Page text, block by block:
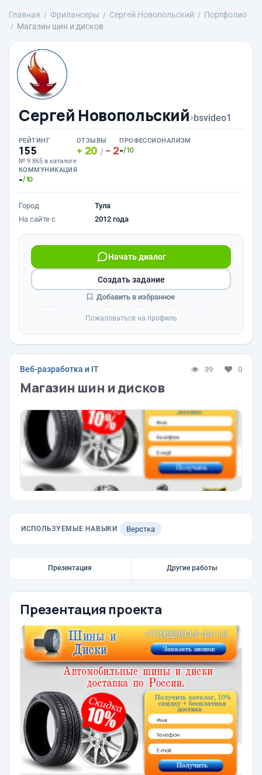
Главная Фрилансеры Сергей Новопольский
Портфолио
Магазин шин и дисков
Сергей Новопольский›bsvideo1
РЕЙТИНГ
155
№ 9 865 в каталоге
ОТЗЫВЫ
20 / 2
ПРОФЕССИОНАЛИЗМ
-/10
КОММУНИКАЦИЯ
-/10
Город
Тула
На сайте с
2012 года
Начать диалог
Создать задание
Добавить в избранное
Пожаловаться на профиль
Веб-разработка и IT 39 0
Магазин шин и дисков
ИСПОЛЬЗУЕМЫЕ НАВЫКИ Верстка
Презентация Другие работы
Презентация проекта